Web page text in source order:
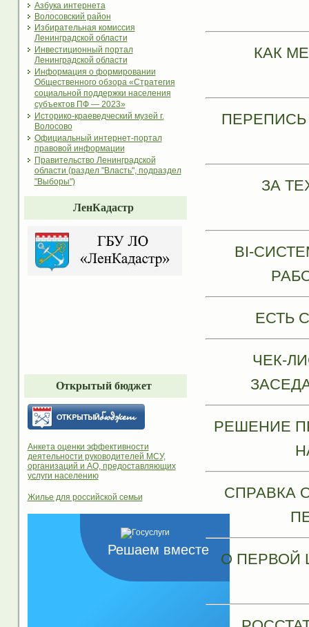
Азбука интернета
Волосовский район
Избирательная комиссия
Ленинградской области
Инвестиционный портал
Ленинградской области
Информация о формировании
Общественного обзора «Стратегия
социальной поддержки населения
субъектов ПФ — 2023»
Историко-краеведческий музей г.
Волосово
Официальный интернет-портал
правовой информации
Правительство Ленинградской
области (раздел "Власть", подраздел
"Выборы")
ЛенКадастр
Открытый бюджет
Анкета оценки эффективности
деятельности руководителей МСУ,
организаций и АО, предоставляющих
услуги населению
Жилье для российской семьи
Решаем вместе
КАК
ЗА
BI-
ЕСТЬ
ЧЕК-
РЕШЕНИЕ
СПРАВКА
О ПЕРВОЙ